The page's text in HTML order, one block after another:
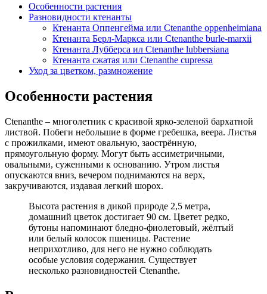
Особенности растения
Разновидности ктенанты
Ктенанта Оппенгейма или Ctenanthe oppenheimiana
Ктенанта Берл-Маркса или Ctenanthe burle-marxii
Ктенанта Лубберса ил Ctenanthe lubbersiana
Ктенанта сжатая или Ctenanthe cupressa
Уход за цветком, размножение
Особенности растения
Ctenanthe – многолетник с красивой ярко-зеленой бархатной
листвой. Побеги небольшие в форме гребешка, веера. Листья
с прожилками, имеют овальную, заострённую,
прямоугольную форму. Могут быть ассиметричными,
овальными, суженными к основанию. Утром листья
опускаются вниз, вечером поднимаются на верх,
закручиваются, издавая легкий шорох.
Высота растения в дикой природе 2,5 метра,
домашний цветок достигает 90 см. Цветет редко,
бутоны напоминают бледно-фиолетовый, жёлтый
или белый колосок пшеницы. Растение
неприхотливо, для него не нужно соблюдать
особые условия содержания. Существует
несколько разновидностей Ctenanthe.